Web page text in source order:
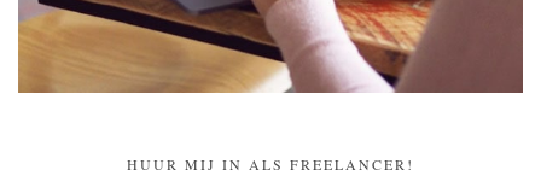
HUUR MIJ IN ALS FREELANCER!